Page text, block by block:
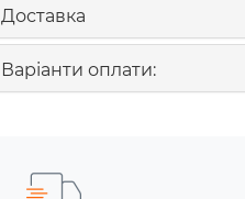
Доставка
Варіанти оплати: